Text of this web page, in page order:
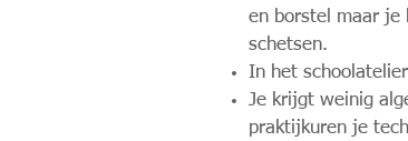
en borstel maar je
schetsen.
In het
Je krijgt weinig
praktijkuren je